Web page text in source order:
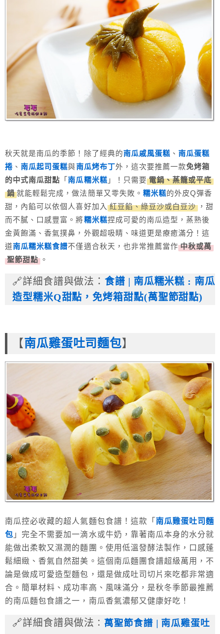
秋天就是南瓜的季節！除了經典的南瓜戚風蛋糕 、南瓜蛋糕
捲 、南瓜起司蛋糕與南瓜烤布丁外，這次要推薦一款免烤箱
的中式南瓜甜點 「南瓜糯米糕 」！只需要 電鍋、蒸籠或平底
鍋 就能輕鬆完成，做法簡單又零失敗。 糯米糕的外皮Q彈香
甜，內餡可以依個人喜好加入 紅豆餡、綠豆沙或白豆沙 ，甜
而不膩、口感豐富。將糯米糕捏成可愛的南瓜造型，蒸熟後
金黃飽滿、香氣撲鼻，外觀超吸睛、味道更是療癒滿分！這
道南瓜糯米糕食譜不僅適合秋天，也非常推薦當作 中秋或萬
聖節甜點 。
🔗詳細食譜與做法： 食譜 | 南瓜糯米糕 : 南瓜
造型糯米Q甜點，免烤箱甜點(萬聖節甜點)
【南瓜雞蛋吐司麵包】
南瓜控必收藏的超人氣麵包食譜！這款「 南瓜雞蛋吐司麵
包 」完全不需要加一滴水或牛奶，靠著南瓜本身的水分就
能做出柔軟又濕潤的麵團。使用低溫發酵法製作，口感蓬
鬆細緻、香氣自然甜美。這個南瓜麵團食譜超級萬用，不
論是做成可愛造型麵包，還是做成吐司切片來吃都非常適
合。簡單材料、成功率高、風味滿分，是秋冬季節最推薦
的南瓜麵包食譜之一，南瓜香氣濃郁又健康好吃！
🔗詳細食譜與做法 ： 萬聖節食譜 | 南瓜雞蛋吐